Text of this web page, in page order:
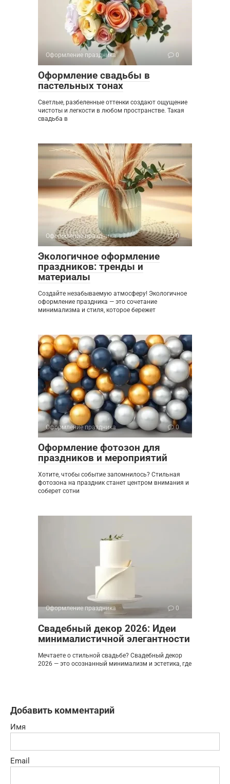
Оформление праздника 0
Оформление свадьбы в
пастельных тонах
Светлые, разбеленные оттенки создают ощущение
чистоты и легкости в любом пространстве. Такая
свадьба в
Оформление праздника 0
Экологичное оформление
праздников: тренды и
материалы
Создайте незабываемую атмосферу! Экологичное
оформление праздника — это сочетание
минимализма и стиля, которое бережет
Оформление праздника 0
Оформление фотозон для
праздников и мероприятий
Хотите, чтобы событие запомнилось? Стильная
фотозона на праздник станет центром внимания и
соберет сотни
Оформление праздника 0
Свадебный декор 2026: Идеи
минималистичной элегантности
Мечтаете о стильной свадьбе? Свадебный декор
2026 — это осознанный минимализм и эстетика, где
Добавить комментарий
Имя
Email